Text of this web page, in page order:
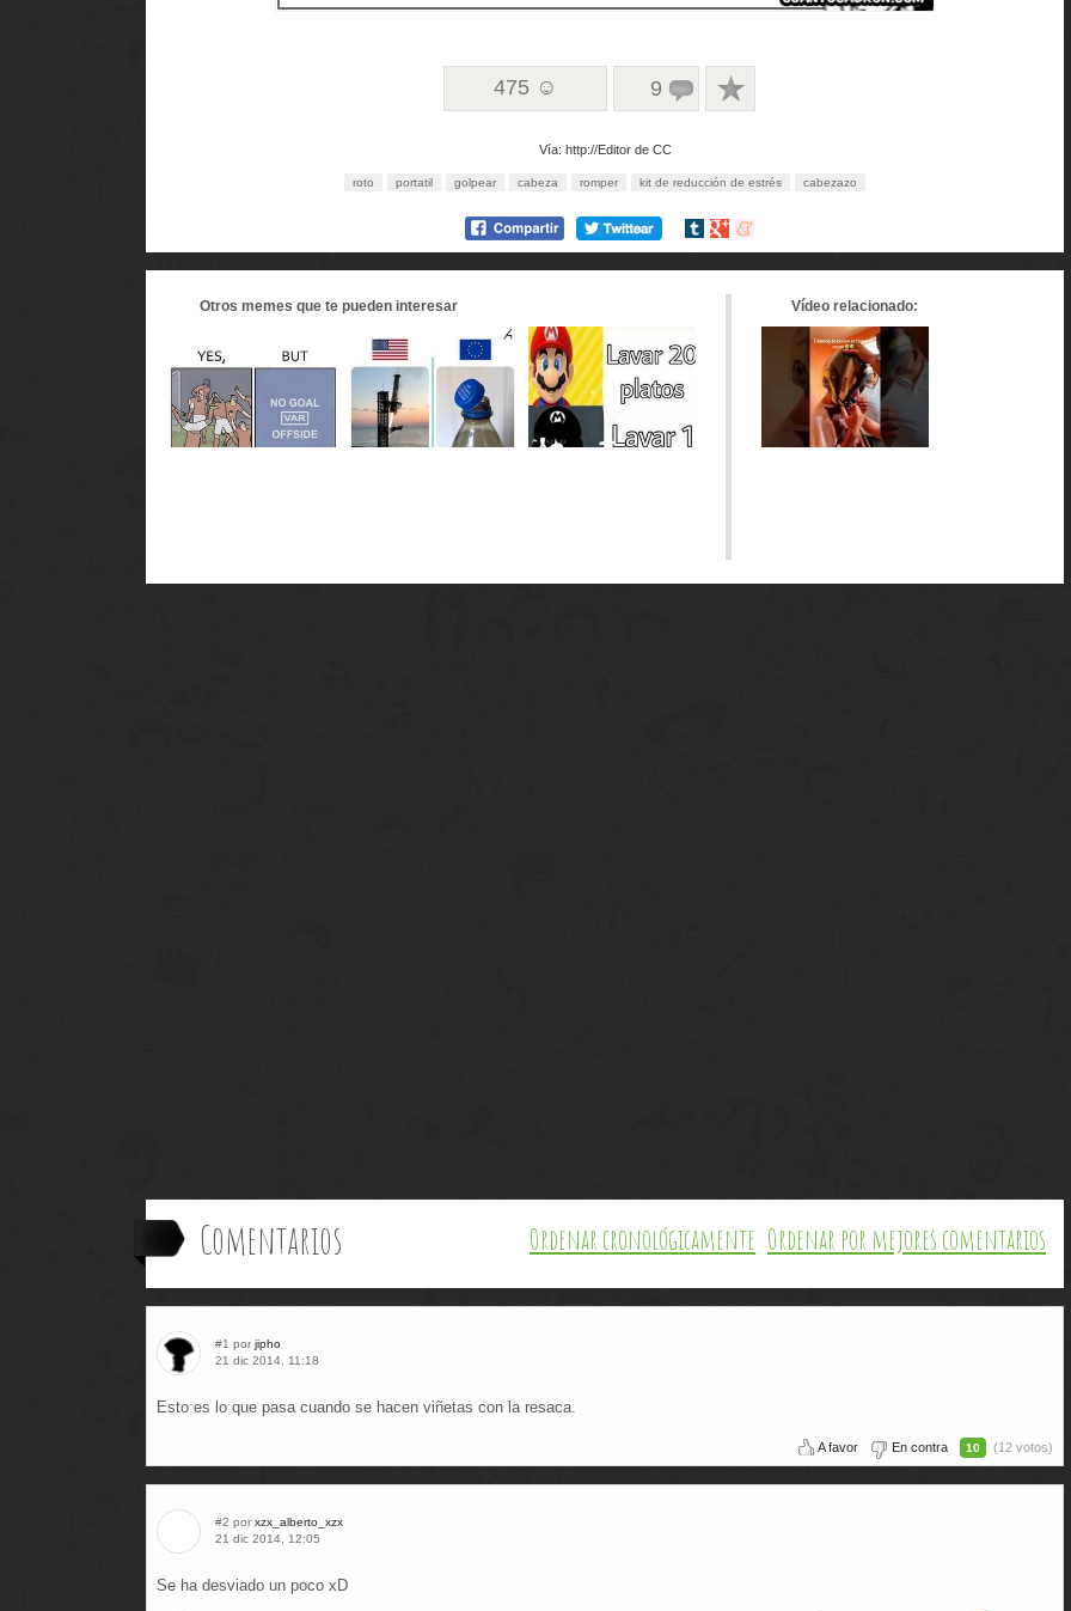
475 ☺ 9
Vía: http://Editor de CC
roto portatil golpear cabeza romper kit de reducción de estrés cabezazo
Compartir
Compartir
Compartir
Otros memes que te pueden interesar Vídeo relacionado:
Comentarios Ordenar por mejores comentarios
Ordenar cronológicamente
#1 por jipho
21 dic 2014, 11:18
Esto es lo que pasa cuando se hacen viñetas con la resaca.
A favor En contra 10 (12 votos)
#2 por xzx_alberto_xzx
21 dic 2014, 12:05
Se ha desviado un poco xD